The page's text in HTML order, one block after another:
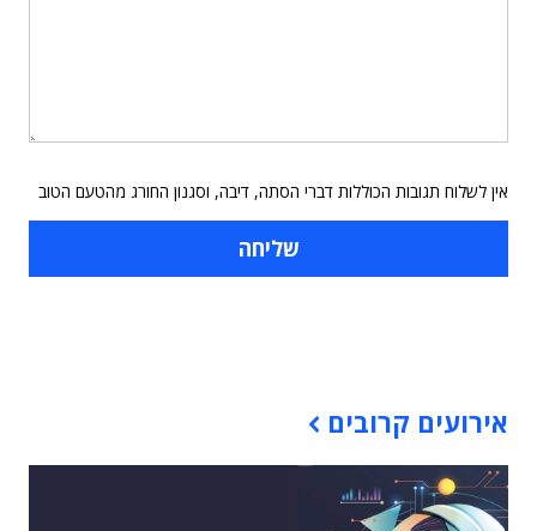
אין לשלוח תגובות הכוללות דברי הסתה, דיבה, וסגנון החורג מהטעם הטוב
אירועים קרובים